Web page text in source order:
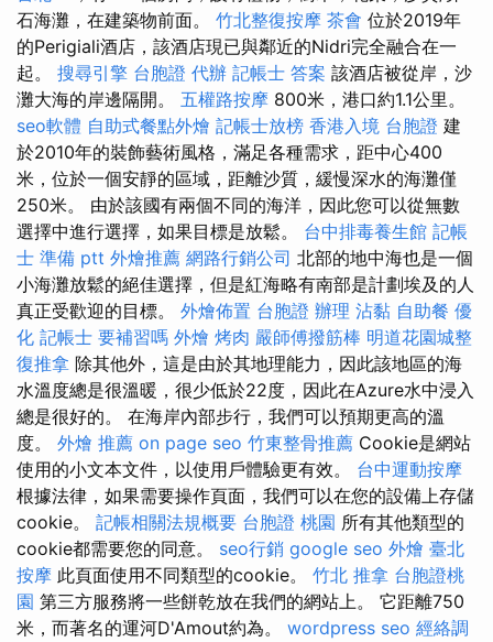
石海灘，在建築物前面。 竹北整復按摩 茶會 位於2019年
的Perigiali酒店，該酒店現已與鄰近的Nidri完全融合在一
起。 搜尋引擎 台胞證 代辦 記帳士 答案 該酒店被從岸，沙
灘大海的岸邊隔開。 五權路按摩 800米，港口約1.1公里。
seo軟體 自助式餐點外燴 記帳士放榜 香港入境 台胞證 建
於2010年的裝飾藝術風格，滿足各種需求，距中心400
米，位於一個安靜的區域，距離沙質，緩慢深水的海灘僅
250米。 由於該國有兩個不同的海洋，因此您可以從無數
選擇中進行選擇，如果目標是放鬆。 台中排毒養生館 記帳
士 準備 ptt 外燴推薦 網路行銷公司 北部的地中海也是一個
小海灘放鬆的絕佳選擇，但是紅海略有南部是計劃埃及的人
真正受歡迎的目標。 外燴佈置 台胞證 辦理 沾黏 自助餐 優
化 記帳士 要補習嗎 外燴 烤肉 嚴師傅撥筋棒 明道花園城整
復推拿 除其他外，這是由於其地理能力，因此該地區的海
水溫度總是很溫暖，很少低於22度，因此在Azure水中浸入
總是很好的。 在海岸內部步行，我們可以預期更高的溫
度。 外燴 推薦 on page seo 竹東整骨推薦 Cookie是網站
使用的小文本文件，以使用戶體驗更有效。 台中運動按摩
根據法律，如果需要操作頁面，我們可以在您的設備上存儲
cookie。 記帳相關法規概要 台胞證 桃園 所有其他類型的
cookie都需要您的同意。 seo行銷 google seo 外燴 臺北
按摩 此頁面使用不同類型的cookie。 竹北 推拿 台胞證桃
園 第三方服務將一些餅乾放在我們的網站上。 它距離750
米，而著名的運河D'Amout約為。 wordpress seo 經絡調